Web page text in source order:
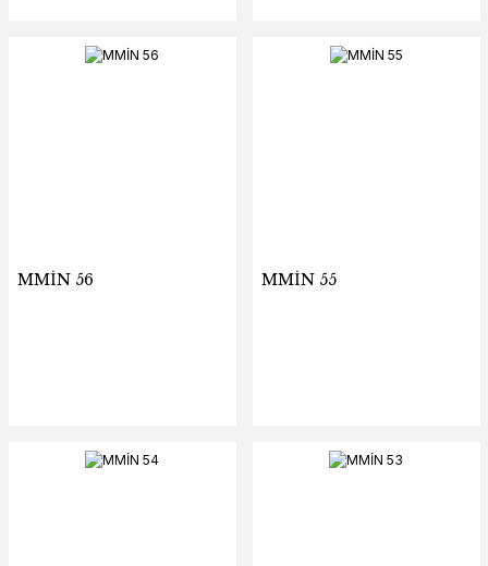
MMİN 56 MMİN 55